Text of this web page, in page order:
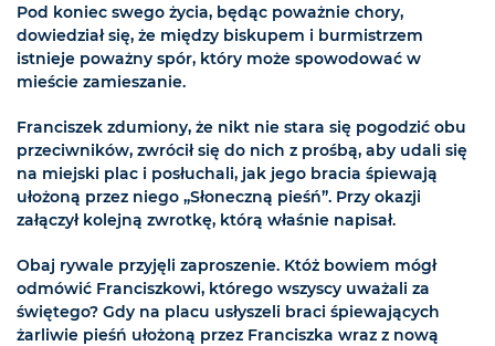
Pod koniec swego życia, będąc poważnie chory,
dowiedział się, że między biskupem i burmistrzem
istnieje poważny spór, który może spowodować w
mieście zamieszanie.
Franciszek zdumiony, że nikt nie stara się pogodzić obu
przeciwników, zwrócił się do nich z prośbą, aby udali się
na miejski plac i posłuchali, jak jego bracia śpiewają
ułożoną przez niego „Słoneczną pieśń”. Przy okazji
załączył kolejną zwrotkę, którą właśnie napisał.
Obaj rywale przyjęli zaproszenie. Któż bowiem mógł
odmówić Franciszkowi, którego wszyscy uważali za
świętego? Gdy na placu usłyszeli braci śpiewających
żarliwie pieśń ułożoną przez Franciszka wraz z nową